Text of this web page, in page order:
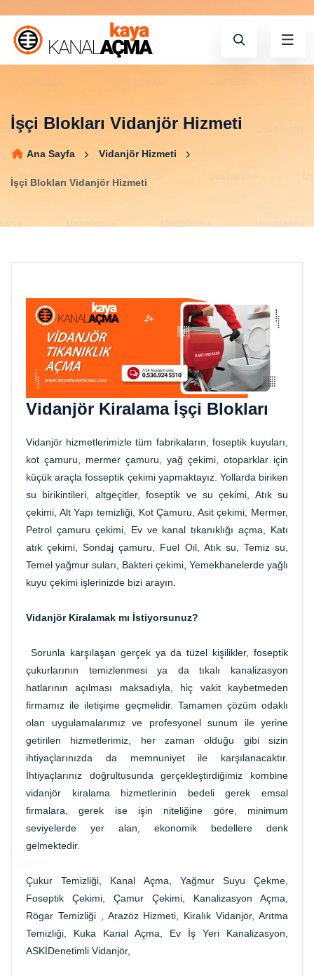
İşçi Blokları Vidanjör Hizmeti
Ana Sayfa Vidanjör Hizmeti
İşçi Blokları Vidanjör Hizmeti
Vidanjör Kiralama İşçi Blokları
Vidanjör hizmetlerimizle tüm fabrikaların, foseptik kuyuları,
kot çamuru, mermer çamuru, yağ çekimi, otoparklar için
küçük araçla fosseptik çekimi yapmaktayız. Yollarda biriken
su birikintileri, altgeçitler, foseptik ve su çekimi, Atık su
çekimi, Alt Yapı temizliği, Kot Çamuru, Asit çekimi, Mermer,
Petrol çamuru çekimi, Ev ve kanal tıkanıklığı açma, Katı
atık çekimi, Sondaj çamuru, Fuel Oil, Atık su, Temiz su,
Temel yağmur suları, Bakteri çekimi, Yemekhanelerde yağlı
kuyu çekimi işlerinizde bizi arayın.
Vidanjör Kiralamak mı İstiyorsunuz?
Sorunla karşılaşan gerçek ya da tüzel kişilikler, foseptik
çukurlarının temizlenmesi ya da tıkalı kanalizasyon
hatlarının açılması maksadıyla, hiç vakit kaybetmeden
firmamız ile iletişime geçmelidir. Tamamen çözüm odaklı
olan uygulamalarımız ve profesyonel sunum ile yerine
getirilen hizmetlerimiz, her zaman olduğu gibi sizin
ihtiyaçlarınızda da memnuniyet ile karşılanacaktır.
İhtiyaçlarınız doğrultusunda gerçekleştirdiğimiz kombine
vidanjör kiralama hizmetlerinin bedeli gerek emsal
firmalara, gerek ise işin niteliğine göre, minimum
seviyelerde yer alan, ekonomik bedellere denk
gelmektedir.
Çukur Temizliği, Kanal Açma, Yağmur Suyu Çekme,
Foseptik Çekimi, Çamur Çekimi, Kanalizasyon Açma,
Rögar Temizliği , Arazöz Hizmeti, Kiralık Vidanjör, Arıtma
Temizliği, Kuka Kanal Açma, Ev İş Yeri Kanalizasyon,
ASKİDenetimli Vidanjör,